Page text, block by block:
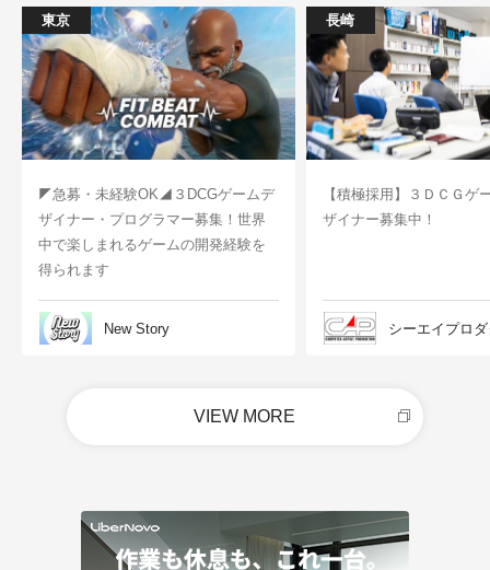
東京
◤急募・未経験OK◢３DCGゲームデ
ザイナー・プログラマー募集！世界
中で楽しまれるゲームの開発経験を
得られます
New Story
長崎
【積極採用】３ＤＣＧゲ
ザイナー募集中！
シーエイプロ
VIEW MORE